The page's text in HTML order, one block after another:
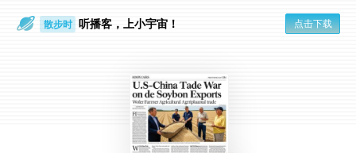
散步时 听播客，上小宇宙！ 点击下载